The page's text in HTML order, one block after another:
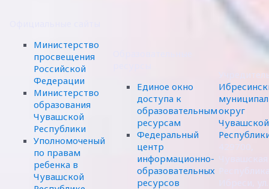
Министерство
просвещения
Российской
Федерации
Министерство
образования
Чувашской
Республики
Уполномоченый
по правам
ребенка в
Чувашской
Единое окно
доступа к
образовательным
ресурсам
Федеральный
центр
информационно-
образовательных
ресурсов
округ
Чувашской